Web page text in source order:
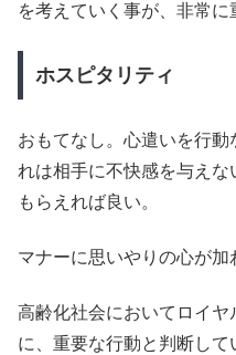
を考えていく事が、非常に
ホスピタリティ
おもてなし。心遣いを行動
れは相手に不快感を与え
もらえれば良い。
マナーに思いやりの心が加
高齢化社会においてロイ
に、重要な行動と判断して